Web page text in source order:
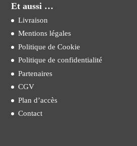
Et aussi …
Livraison
Mentions légales
Politique de Cookie
Politique de confidentialité
Partenaires
CGV
Plan d’accès
Contact